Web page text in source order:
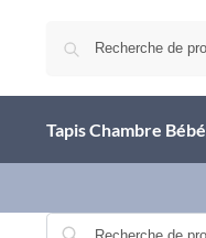
Tapis Chambre Bébé